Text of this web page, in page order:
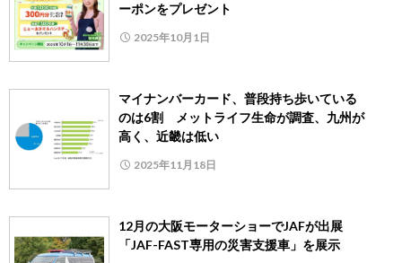
ーポンをプレゼント
2025年10月1日
マイナンバーカード、普段持ち歩いている
のは6割 メットライフ生命が調査、九州が
高く、近畿は低い
2025年11月18日
12月の大阪モーターショーでJAFが出展
「JAF-FAST専用の災害支援車」を展示